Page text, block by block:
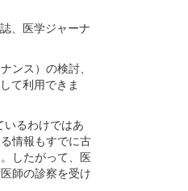
、医学ジャーナ
ンス）の検討、
て利用できま
るわけではあ
情報もすでに古
したがって、医
師の診察を受け